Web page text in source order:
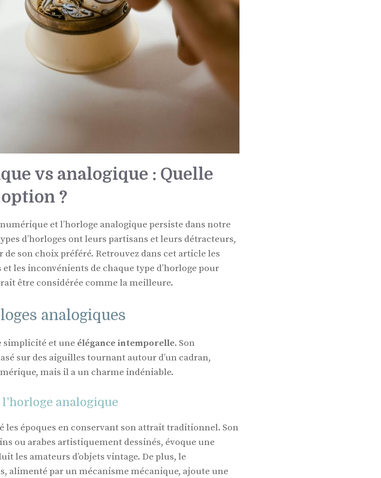
vs analogique : Quelle
?
et l’horloge analogique persiste dans notre
d’horloges ont leurs partisans et leurs détracteurs,
son choix préféré. Retrouvez dans cet article les
les inconvénients de chaque type d’horloge pour
être considérée comme la meilleure.
analogiques
simplicité et une élégance intemporelle. Son
sur des aiguilles tournant autour d’un cadran,
mais il a un charme indéniable.
analogique
les époques en conservant son attrait traditionnel. Son
ou arabes artistiquement dessinés, évoque une
les amateurs d’objets vintage. De plus, le
alimenté par un mécanisme mécanique, ajoute une